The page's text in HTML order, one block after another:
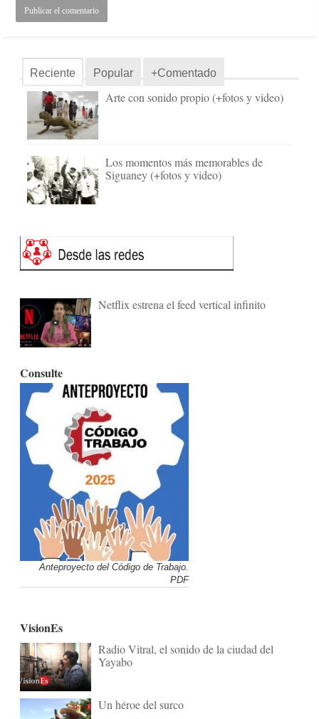
Reciente Popular +Comentado
Arte con sonido propio (+fotos y video)
Los momentos más memorables de
Siguaney (+fotos y video)
Netflix estrena el feed vertical infinito
Consulte
Anteproyecto del Código de Trabajo.
PDF
VisionEs
Radio Vitral, el sonido de la ciudad del
Yayabo
Un héroe del surco